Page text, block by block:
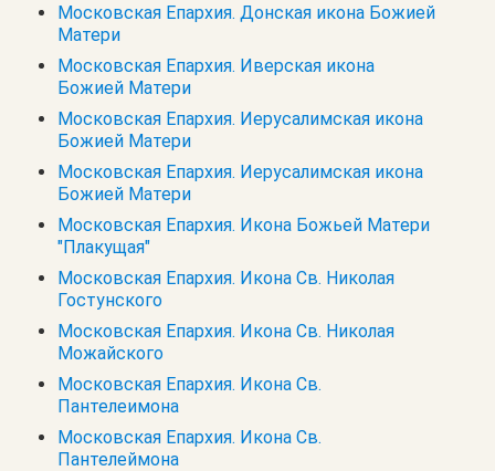
Московская Епархия. Донская икона Божией
Матери
Московская Епархия. Иверская икона
Божией Матери
Московская Епархия. Иерусалимская икона
Божией Матери
Московская Епархия. Иерусалимская икона
Божией Матери
Московская Епархия. Икона Божьей Матери
"Плакущая"
Московская Епархия. Икона Св. Николая
Гостунского
Московская Епархия. Икона Св. Николая
Можайского
Московская Епархия. Икона Св.
Пантелеимона
Московская Епархия. Икона Св.
Пантелеймона